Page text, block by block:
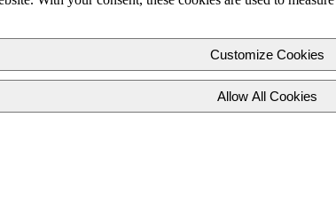
Customize Cookies
Allow All Cookies